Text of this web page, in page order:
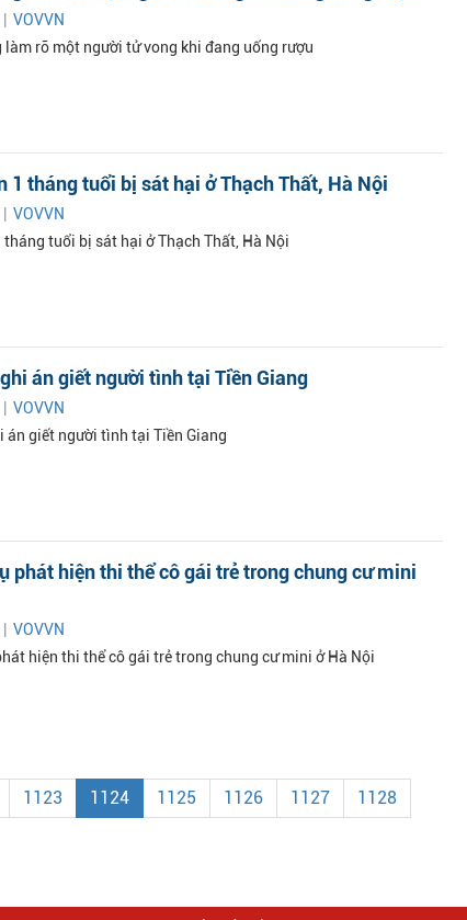
VOVVN
làm rõ một người tử vong khi đang uống rượu
1 tháng tuổi bị sát hại ở Thạch Thất, Hà Nội
VOVVN
tháng tuổi bị sát hại ở Thạch Thất, Hà Nội
án giết người tình tại Tiền Giang
VOVVN
án giết người tình tại Tiền Giang
phát hiện thi thể cô gái trẻ trong chung cư mini
VOVVN
hiện thi thể cô gái trẻ trong chung cư mini ở Hà Nội
1123 1124 1125 1126 1127
1128